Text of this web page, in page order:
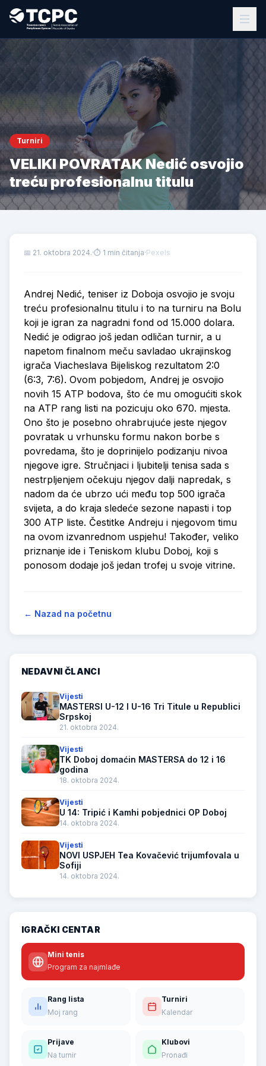
Turniri
VELIKI POVRATAK Nedić osvojio
treću profesionalnu titulu
📅 21. oktobra 2024.·⏱ 1 min čitanja·Pexels
Andrej Nedić, teniser iz Doboja osvojio je svoju
treću profesionalnu titulu i to na turniru na Bolu
koji je igran za nagradni fond od 15.000 dolara.
Nedić je odigrao još jedan odličan turnir, a u
napetom finalnom meču savladao ukrajinskog
igrača Viacheslava Bijeliskog rezultatom 2:0
(6:3, 7:6). Ovom pobjedom, Andrej je osvojio
novih 15 ATP bodova, što će mu omogućiti skok
na ATP rang listi na pozicuju oko 670. mjesta.
Ono što je posebno ohrabrujuće jeste njegov
povratak u vrhunsku formu nakon borbe s
povredama, što je doprinijelo podizanju nivoa
njegove igre. Stručnjaci i ljubitelji tenisa sada s
nestrpljenjem očekuju njegov dalji napredak, s
nadom da će ubrzo ući među top 500 igrača
svijeta, a do kraja sledeće sezone napasti i top
300 ATP liste. Čestitke Andreju i njegovom timu
na ovom izvanrednom uspjehu! Također, veliko
priznanje ide i Teniskom klubu Doboj, koji s
ponosom dodaje još jedan trofej u svoje vitrine.
← Nazad na početnu
NEDAVNI ČLANCI
Vijesti
MASTERSI U-12 I U-16 Tri Titule u Republici
Srpskoj
21. oktobra 2024.
Vijesti
TK Doboj domaćin MASTERSA do 12 i 16
godina
18. oktobra 2024.
Vijesti
U 14: Tripić i Kamhi pobjednici OP Doboj
14. oktobra 2024.
Vijesti
NOVI USPJEH Tea Kovačević trijumfovala u
Sofiji
14. oktobra 2024.
IGRAČKI CENTAR
Mini tenis
Program za najmlađe
Rang lista
Moj rang
Turniri
Kalendar
Prijave
Na turnir
Klubovi
Pronađi